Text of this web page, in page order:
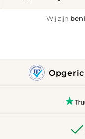
Wij zijn